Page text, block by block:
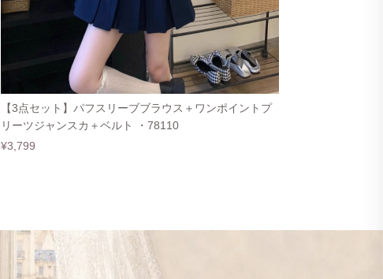
【3点セット】パフスリーブブラウス＋ワンポイントプ
リーツジャンスカ＋ベルト ・78110
¥3,799